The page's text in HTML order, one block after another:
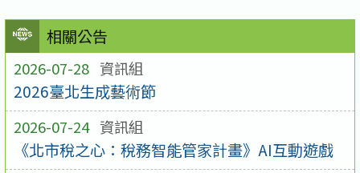
相關公告
2026-07-28 資訊組
2026臺北生成藝術節
2026-07-24 資訊組
《北市稅之心：稅務智能管家計畫》AI互動遊戲